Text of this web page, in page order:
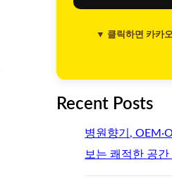
▼ 클릭하면 카카
Recent Posts
병원향기,
보는 쾌적한 공